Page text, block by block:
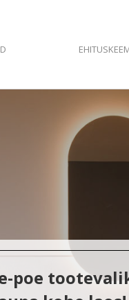
poekroom